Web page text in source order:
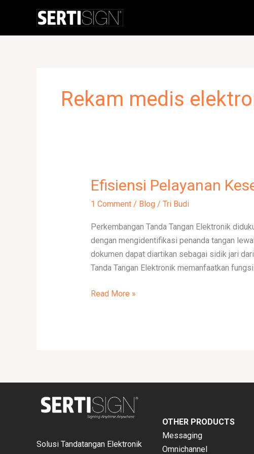
content
Rekam medis
Efisiensi Pelayanan
1 Comment / Blog/ Tri Budi
Perkembangan Tanda Tangan Elektronik
dengan mengidentifikasi penanda tangan
dokumen dapat diartikan sebagai sidik jari
Tanda Tangan Elektronik memanfaatkan fungsi
Efisiensi
Kesehatan
dengan
Tanda
Tangan
Elektronik
Read More »
Solusi Tandatangan Elektronik
OTHER PRODUCTS
Messaging
Omnichannel